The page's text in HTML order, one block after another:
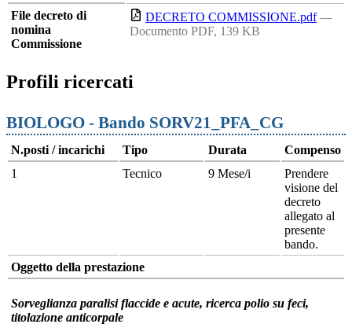
File decreto di
nomina
Commissione
DECRETO COMMISSIONE.pdf —
Documento PDF, 139 KB
Profili ricercati
BIOLOGO - Bando SORV21_PFA_CG
N.posti / incarichi Tipo Durata
Compenso
1
Tecnico 9 Mese/i
Prendere
visione del
decreto
allegato al
presente
bando.
Oggetto della prestazione
Sorveglianza paralisi flaccide e acute, ricerca polio su feci,
titolazione anticorpale